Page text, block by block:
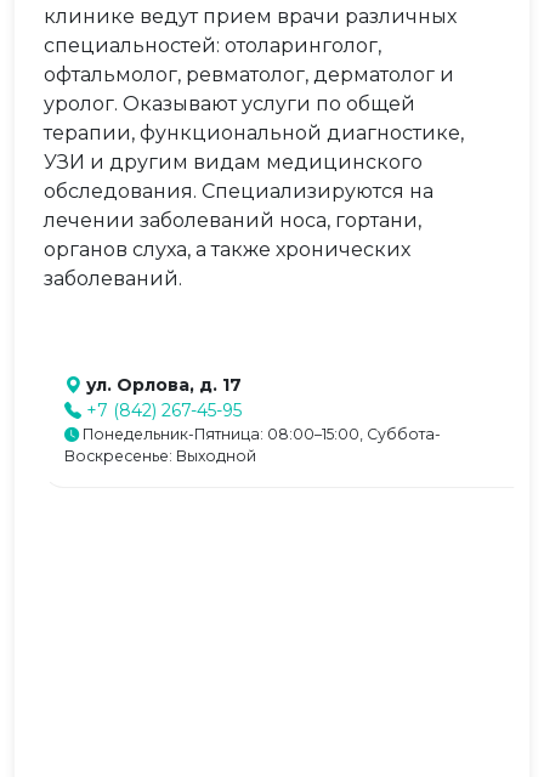
клинике ведут прием врачи различных
специальностей: отоларинголог,
офтальмолог, ревматолог, дерматолог и
уролог. Оказывают услуги по общей
терапии, функциональной диагностике,
УЗИ и другим видам медицинского
обследования. Специализируются на
лечении заболеваний носа, гортани,
органов слуха, а также хронических
заболеваний.
ул. Орлова, д. 17
+7 (842) 267-45-95
Понедельник-Пятница: 08:00–15:00, Суббота-
Воскресенье: Выходной